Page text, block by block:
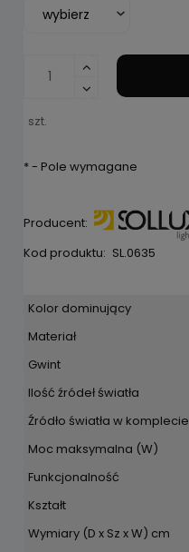
szt.
*- Pole wymagane
Producent:
Kod produktu: SL.0635
Kolor dominujący
Materiał
Gwint
Ilość źródeł światła
Źródło światła w komplecie
Moc maksymalna (W)
Funkcjonalność
Kształt
Wymiary (D x Sz x W) cm